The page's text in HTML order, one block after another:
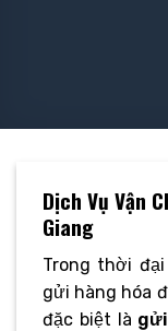
Dịch Vụ Vận
Giang
Trong thời
gửi hàng hóa
đặc biệt là